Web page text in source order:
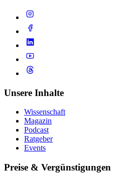
Unsere Inhalte
Wissenschaft
Magazin
Podcast
Ratgeber
Events
Preise & Vergünstigungen